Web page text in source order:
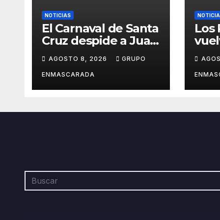
NOTICIAS
El Carnaval de Santa
Cruz despide a Juan
Martín, el
inolvidable
«Cristóbal Colón»
AGOSTO 8, 2026 GRUPO
ENMASCARADA
Los